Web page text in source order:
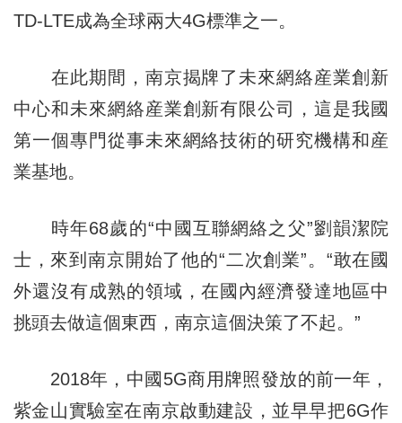
TD-LTE成為全球兩大4G標準之一。
在此期間，南京揭牌了未來網絡産業創新
中心和未來網絡産業創新有限公司，這是我國
第一個專門從事未來網絡技術的研究機構和産
業基地。
時年68歲的“中國互聯網絡之父”劉韻潔院
士，來到南京開始了他的“二次創業”。“敢在國
外還沒有成熟的領域，在國內經濟發達地區中
挑頭去做這個東西，南京這個決策了不起。”
2018年，中國5G商用牌照發放的前一年，
紫金山實驗室在南京啟動建設，並早早把6G作